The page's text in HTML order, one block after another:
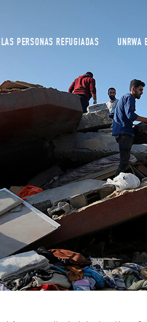
LAS PERSONAS REFUGIADAS UNRWA